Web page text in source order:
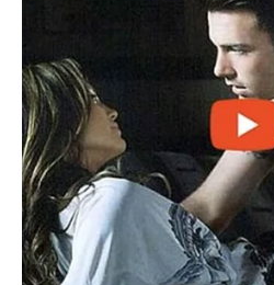
potvrdu da niste pogrešili što
POSAO I
PODRŠKA
Na poslovnom i materijalnom
donosi olakšanje i stabilnost
.
uspeh, ali kroz osećaj da više ne